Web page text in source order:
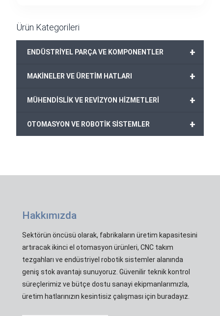
Ürün Kategorileri
+
ENDÜSTRİYEL PARÇA VE KOMPONENTLER
+
MAKİNELER VE ÜRETİM HATLARI
+
MÜHENDİSLİK VE REVİZYON HİZMETLERİ
+
OTOMASYON VE ROBOTİK SİSTEMLER
Hakkımızda
Sektörün öncüsü olarak, fabrikaların üretim kapasitesini
artıracak ikinci el otomasyon ürünleri, CNC takım
tezgahları ve endüstriyel robotik sistemler alanında
geniş stok avantajı sunuyoruz. Güvenilir teknik kontrol
süreçlerimiz ve bütçe dostu sanayi ekipmanlarımızla,
üretim hatlarınızın kesintisiz çalışması için buradayız.